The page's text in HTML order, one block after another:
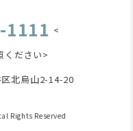
1111 <
ください>
北烏山2-14-20
Rights Reserved